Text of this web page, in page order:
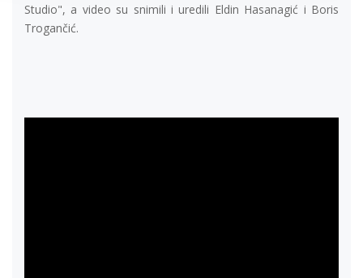
Studio", a video su snimili i uredili Eldin Hasanagić i Boris
Trogančić.